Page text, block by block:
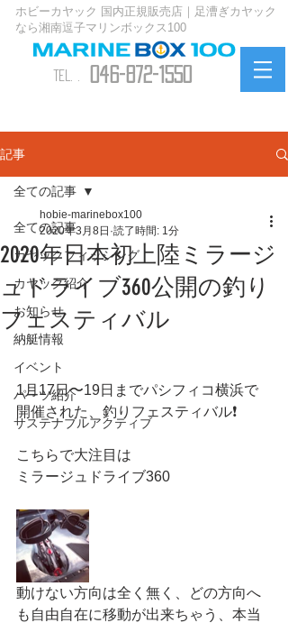
ホビーカヤック 国内正規販売店｜足漕ぎカヤック
なら湘南逗子マリンボックス100
TEL. . 046-872-1550
記事
全ての記事
カヤックフィッシング
カヤック紹介
お知らせ
納艇情報
イベント
パーツ紹介
サステナブルアクティブ
全ての記事
2020年日本初上陸ミラージ
ュドライブ360公開の釣り
フェスティバル
hobie-marinebox100
2020年3月8日 読了時間: 1分
1月17日〜19日までパシフィコ横浜で
開催された、釣りフェスティバル❗️
こちらで大注目は
ミラージュドライブ360
動けない方向は全く無く、どの方向へ
も自由自在に移動が出来ちゃう、本当